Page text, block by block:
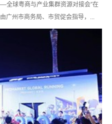
全球粤商与产业集群资源对接会”在
广州市商务局、市贸促会指导，...